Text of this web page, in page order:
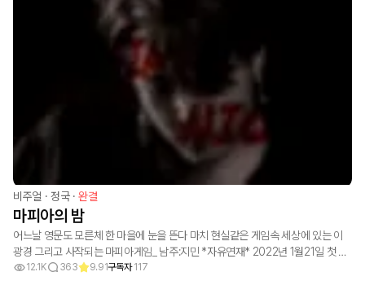
비주얼 · 정국·완결
마피아의 밤
어느날 영문도 모른체 한 마을에 눈을 뜬다 마치 현실같은 게임속 세상에 있는 이
광경 그리고 사작되는 마피아게임_ 남주:지민 *자유연재* 2022년 1월21일 첫 연
재 2022년 2월14일 완결 +작품[Flower_모음집]_설날선물 작품에 대한 빠른정
12.1K 363 9.91구독자 117